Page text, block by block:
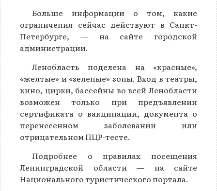
Больше информации о том, какие
ограничения сейчас действуют в Санкт-
Петербурге, — на сайте городской
администрации.
Ленобласть поделена на «красные»,
«желтые» и «зеленые» зоны. Вход в театры,
кино, цирки, бассейны во всей Ленобласти
возможен только при предъявлении
сертификата о вакцинации, документа о
перенесенном заболевании или
отрицательном ПЦР-тесте.
Подробнее о правилах посещения
Ленинградской области — на сайте
Национального туристического портала.